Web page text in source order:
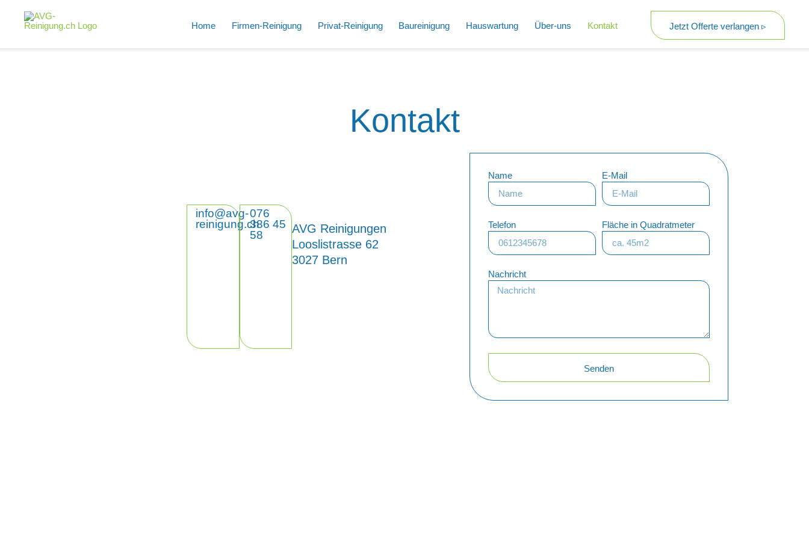
Home Firmen-Reinigung Privat-Reinigung Baureinigung Hauswartung Über-uns Kontakt Jetzt Offerte verlangen ▹
Kontakt
info@avg-
reinigung.ch
076
386 45
58
AVG Reinigungen
Looslistrasse 62
3027 Bern
Name E-Mail
Telefon Fläche in Quadratmeter
Nachricht
Senden